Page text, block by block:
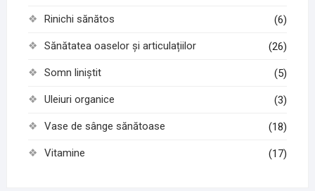
Rinichi sănătos (6)
Sănătatea oaselor și articulațiilor (26)
Somn liniștit (5)
Uleiuri organice (3)
Vase de sânge sănătoase (18)
Vitamine (17)